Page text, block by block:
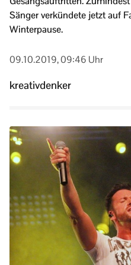
Sänger verkündete jetzt auf
Winterpause.
09.10.2019, 09:46 Uhr
kreativdenker